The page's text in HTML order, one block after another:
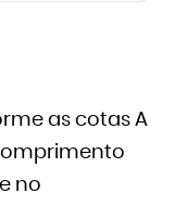
as cotas A
no